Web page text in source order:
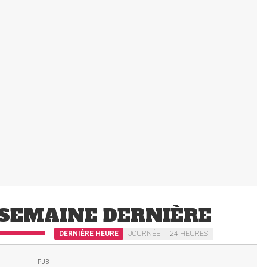
DERNIÈRE
DERNIÈRE HEURE JOURNÉE 24 HEURES